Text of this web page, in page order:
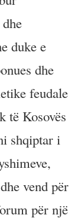
duke e
dhe
feudale
të Kosovës
shqiptar i
vend për
për një